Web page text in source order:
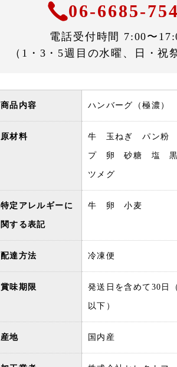
06-6685-
電話受付時間 7:00〜
（1・3・5週目の水曜、日・祝
商品内容 ハンバーグ（極濃）
原材料 牛 玉ねぎ パン粉
プ 卵 砂糖 塩 黒
ツメグ
特定アレルギーに
関する表記
牛 卵 小麦
配達方法 冷凍便
賞味期限 発送日を含めて30日
以下）
産地 国内産